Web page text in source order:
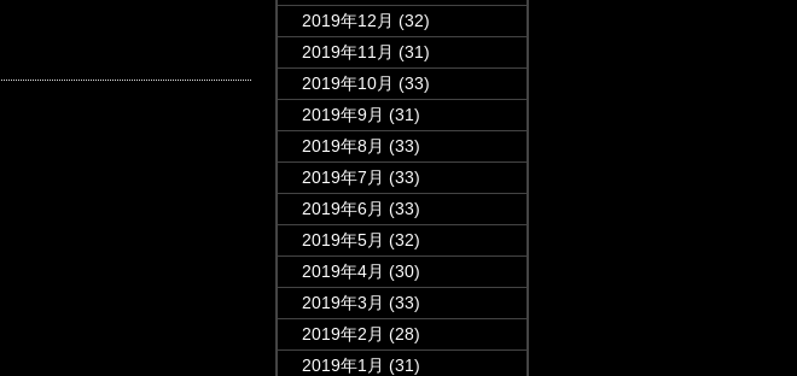
2019年12月 (32)
2019年11月 (31)
2019年10月 (33)
2019年9月 (31)
2019年8月 (33)
2019年7月 (33)
2019年6月 (33)
2019年5月 (32)
2019年4月 (30)
2019年3月 (33)
2019年2月 (28)
2019年1月 (31)